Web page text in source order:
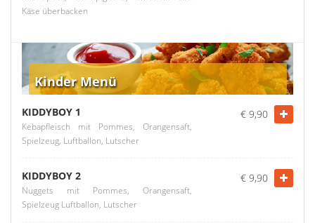
Käse überbacken
Kinder Menü
KIDDYBOY 1
Kebapfleisch mit Pommes, Orangensaft,
Spielzeug, Luftballon, Lutscher
€ 9,90
KIDDYBOY 2
Nuggets mit Pommes, Orangensaft,
Spielzeug Luftballon, Lutscher
€ 9,90